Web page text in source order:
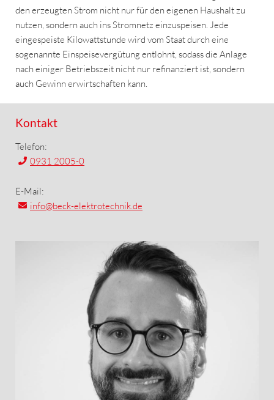
den erzeugten Strom nicht nur für den eigenen Haushalt zu
nutzen, sondern auch ins Stromnetz einzuspeisen. Jede
eingespeiste Kilowattstunde wird vom Staat durch eine
sogenannte Einspeisevergütung entlohnt, sodass die Anlage
nach einiger Betriebszeit nicht nur refinanziert ist, sondern
auch Gewinn erwirtschaften kann.
Kontakt
Telefon:
0931 2005-0
E-Mail:
info@beck-elektrotechnik.de